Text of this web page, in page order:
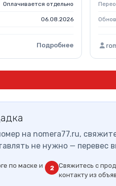
Оплачивается отдельно
06.08.2026
Подробнее
на nomera77.ru,
не нужно — перевес
по маске и
2
Свяжитесь с
контакту из